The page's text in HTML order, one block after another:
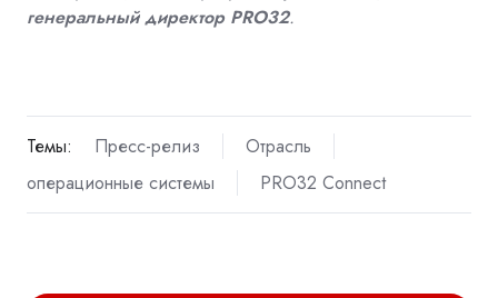
генеральный директор PRO32.
Темы: Пресс-релиз
Отрасль
операционные системы
PRO32 Connect